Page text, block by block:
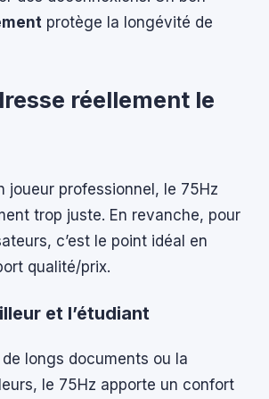
protège la longévité de
réellement le
joueur professionnel, le 75Hz
trop juste. En revanche, pour
c’est le point idéal en
qualité/prix.
et l’étudiant
longs documents ou la
le 75Hz apporte un confort